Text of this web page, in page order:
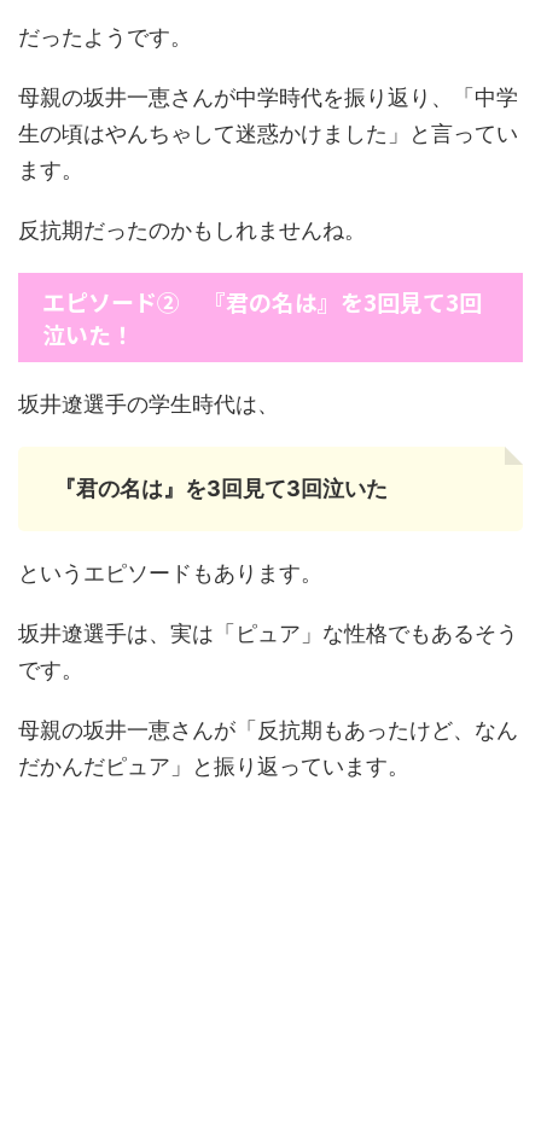
だったようです。
母親の坂井一恵さんが中学時代を振り返り、「中学
生の頃はやんちゃして迷惑かけました」と言ってい
ます。
反抗期だったのかもしれませんね。
エピソード② 『君の名は』を3回見て3回
泣いた！
坂井遼選手の学生時代は、
『君の名は』を3回見て3回泣いた
というエピソードもあります。
坂井遼選手は、実は「ピュア」な性格でもあるそう
です。
母親の坂井一恵さんが「反抗期もあったけど、なん
だかんだピュア」と振り返っています。